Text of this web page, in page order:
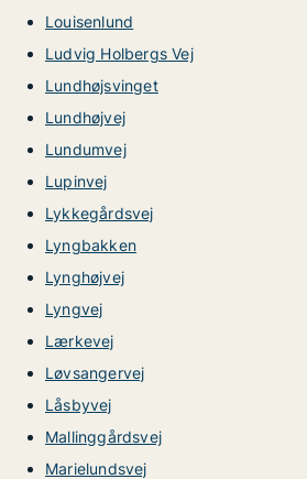
Louisenlund
Ludvig Holbergs Vej
Lundhøjsvinget
Lundhøjvej
Lundumvej
Lupinvej
Lykkegårdsvej
Lyngbakken
Lynghøjvej
Lyngvej
Lærkevej
Løvsangervej
Låsbyvej
Mallinggårdsvej
Marielundsvej